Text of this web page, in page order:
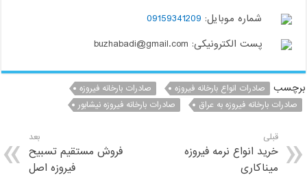
شماره موبایل: 09159341209
پست الکترونیکی: buzhabadi@gmail.com
برچسب صادرات انواع بارخانه فیروزه
صادرات بارخانه فیروزه
صادرات بارخانه فیروزه به عراق
صادرات بارخانه فیروزه نیشابور
قبلی
خرید انواع نرمه فیروزه
میناکاری
بعد
فروش مستقیم تسبیح
فیروزه اصل